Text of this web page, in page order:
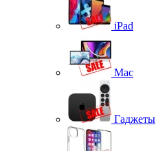
iPad
Mac
Гаджеты